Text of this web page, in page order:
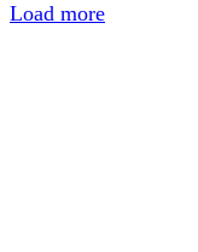
Load more